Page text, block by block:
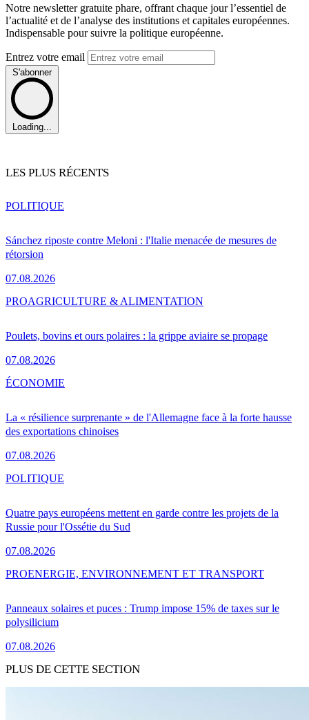
Notre newsletter gratuite phare, offrant chaque jour l’essentiel de
l’actualité et de l’analyse des institutions et capitales européennes.
Indispensable pour suivre la politique européenne.
Entrez votre email
S'abonner
Loading...
LES PLUS RÉCENTS
Sánchez riposte contre Meloni : l'Italie menacée de mesures de
rétorsion
07.08.2026
POLITIQUE
Poulets, bovins et ours polaires : la grippe aviaire se propage
07.08.2026
PROAGRICULTURE & ALIMENTATION
La « résilience surprenante » de l'Allemagne face à la forte hausse
des exportations chinoises
07.08.2026
ÉCONOMIE
Quatre pays européens mettent en garde contre les projets de la
Russie pour l'Ossétie du Sud
07.08.2026
POLITIQUE
Panneaux solaires et puces : Trump impose 15% de taxes sur le
polysilicium
07.08.2026
PROENERGIE, ENVIRONNEMENT ET TRANSPORT
PLUS DE CETTE SECTION